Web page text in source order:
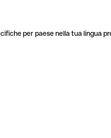
per paese nella tua lingua